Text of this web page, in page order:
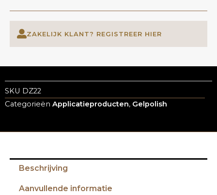
ZAKELIJK KLANT? REGISTREER HIER
SKU DZ22
Categorieën Applicatieproducten, Gelpolish
Beschrijving
Aanvullende informatie